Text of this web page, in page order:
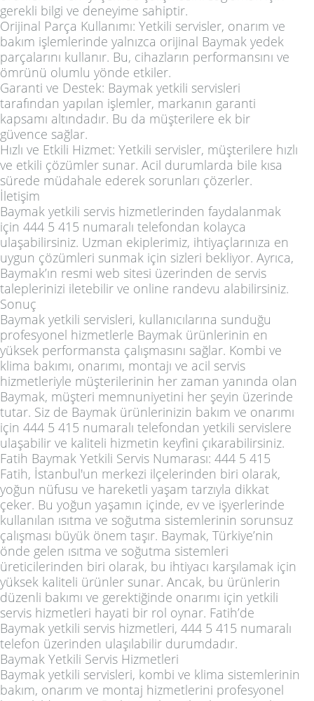
gerekli bilgi ve deneyime sahiptir.
Orijinal Parça Kullanımı: Yetkili servisler, onarım ve
bakım işlemlerinde yalnızca orijinal Baymak yedek
parçalarını kullanır. Bu, cihazların performansını ve
ömrünü olumlu yönde etkiler.
Garanti ve Destek: Baymak yetkili servisleri
tarafından yapılan işlemler, markanın garanti
kapsamı altındadır. Bu da müşterilere ek bir
güvence sağlar.
Hızlı ve Etkili Hizmet: Yetkili servisler, müşterilere hızlı
ve etkili çözümler sunar. Acil durumlarda bile kısa
sürede müdahale ederek sorunları çözerler.
İletişim
Baymak yetkili servis hizmetlerinden faydalanmak
için 444 5 415 numaralı telefondan kolayca
ulaşabilirsiniz. Uzman ekiplerimiz, ihtiyaçlarınıza en
uygun çözümleri sunmak için sizleri bekliyor. Ayrıca,
Baymak’ın resmi web sitesi üzerinden de servis
taleplerinizi iletebilir ve online randevu alabilirsiniz.
Sonuç
Baymak yetkili servisleri, kullanıcılarına sunduğu
profesyonel hizmetlerle Baymak ürünlerinin en
yüksek performansta çalışmasını sağlar. Kombi ve
klima bakımı, onarımı, montajı ve acil servis
hizmetleriyle müşterilerinin her zaman yanında olan
Baymak, müşteri memnuniyetini her şeyin üzerinde
tutar. Siz de Baymak ürünlerinizin bakım ve onarımı
için 444 5 415 numaralı telefondan yetkili servislere
ulaşabilir ve kaliteli hizmetin keyfini çıkarabilirsiniz.
Fatih Baymak Yetkili Servis Numarası: 444 5 415
Fatih, İstanbul'un merkezi ilçelerinden biri olarak,
yoğun nüfusu ve hareketli yaşam tarzıyla dikkat
çeker. Bu yoğun yaşamın içinde, ev ve işyerlerinde
kullanılan ısıtma ve soğutma sistemlerinin sorunsuz
çalışması büyük önem taşır. Baymak, Türkiye’nin
önde gelen ısıtma ve soğutma sistemleri
üreticilerinden biri olarak, bu ihtiyacı karşılamak için
yüksek kaliteli ürünler sunar. Ancak, bu ürünlerin
düzenli bakımı ve gerektiğinde onarımı için yetkili
servis hizmetleri hayati bir rol oynar. Fatih’de
Baymak yetkili servis hizmetleri, 444 5 415 numaralı
telefon üzerinden ulaşılabilir durumdadır.
Baymak Yetkili Servis Hizmetleri
Baymak yetkili servisleri, kombi ve klima sistemlerinin
bakım, onarım ve montaj hizmetlerini profesyonel